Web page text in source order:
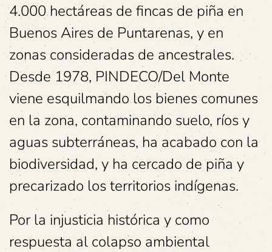
4.000 hectáreas de fincas de piña en
Buenos Aires de Puntarenas, y en
zonas consideradas de ancestrales.
Desde 1978, PINDECO/Del Monte
viene esquilmando los bienes comunes
en la zona, contaminando suelo, ríos y
aguas subterráneas, ha acabado con la
biodiversidad, y ha cercado de piña y
precarizado los territorios indígenas.
Por la injusticia histórica y como
respuesta al colapso ambiental